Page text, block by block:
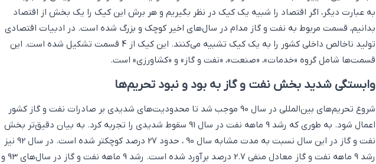
به عبارت دیگر، اگر اقتصاد را شبیه یک کیک در نظر بگیریم و هر برش این کیک را یک بخش از اقتصاد
بدانیم، قسمت مربوط به نفت و گاز مدام در سال‌های اخیر کوچک و بزرگ شده است. در ادبیات اقتصادی
تولید ناخالص داخلی کشور را به یک کیک تشبیه می‌­کنند. این کیک از 4 قسمت تشکیل شده است. این
قسمت‌ها شامل گروه «خدمات»، «صنعت»، «نفت و گاز» و «کشاورزی» است.
وابستگی شدید بخش نفت و گاز به بود و نبود تحریم‌ها
شروع تحریم‌های بین‌المللی در سال 90 موجب شد تا محدودیت‌های شدیدی بر صادرات نفت و گاز کشور
اعمال شود. به طوری که رشد 9 ماهه نفت در سال 91 سقوط شدیدی را تجربه کرد. به بیان دقیق‌تر بخش
نفت و گاز در این سال نسبت به مدت مشابه سال 90 ، حدود 27 درصد کوچکتر شده است. در سال 92 نیز
رشد 9 ماهه نفت و گاز معادل منفی 2.7 درصد برآورد شده است. رشد 9 ماهه نفت و گاز در سال‌های 93 و